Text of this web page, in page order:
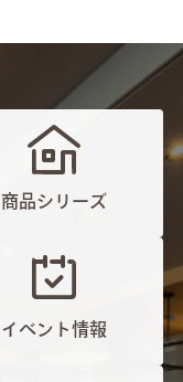
商品シリーズ
イベント情報